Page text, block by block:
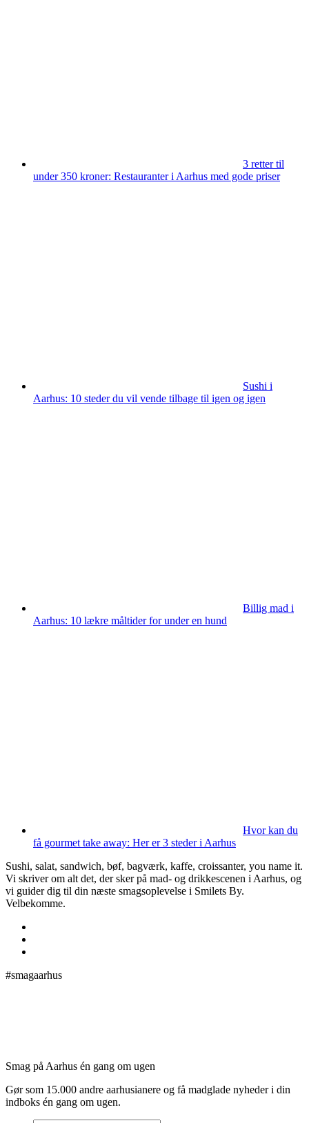
3 retter til
under 350 kroner: Restauranter i Aarhus med gode priser
Sushi i
Aarhus: 10 steder du vil vende tilbage til igen og igen
Billig mad i
Aarhus: 10 lækre måltider for under en hund
Hvor kan du
få gourmet take away: Her er 3 steder i Aarhus
Sushi, salat, sandwich, bøf, bagværk, kaffe, croissanter, you name it.
Vi skriver om alt det, der sker på mad- og drikkescenen i Aarhus, og
vi guider dig til din næste smagsoplevelse i Smilets By.
Velbekomme.
#smagaarhus
Smag på Aarhus én gang om ugen
Gør som 15.000 andre aarhusianere og få madglade nyheder i din
indboks én gang om ugen.